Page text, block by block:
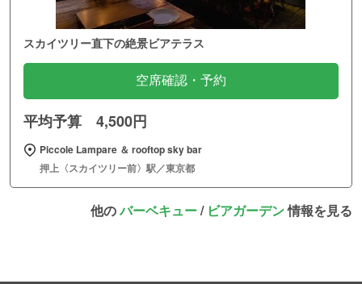
スカイツリー直下の絶景ビアテラス
空席確認・予約
平均予算 4,500円
Piccole Lampare ＆ rooftop sky bar
押上〈スカイツリー前〉駅／東京都
他のバーベキュー/ ビアガーデン情報を見る